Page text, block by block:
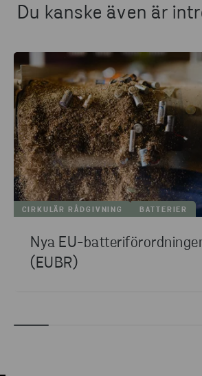
Du kanske även är
CIRKULÄR RÅDGIVNING BATTERIER
Nya EU-
(EUBR)